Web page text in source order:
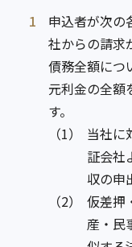
1
申込者が次の
社からの請求
債務全額につ
元利金の全額
す。
（1）
当社に
証会社
収の申
（2）
仮差押
産・民